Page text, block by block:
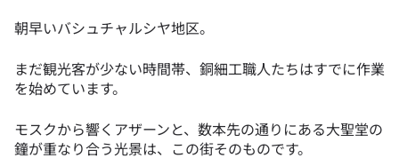
朝早いバシュチャルシヤ地区。
まだ観光客が少ない時間帯、銅細工職人たちはすでに作業
を始めています。
モスクから響くアザーンと、数本先の通りにある大聖堂の
鐘が重なり合う光景は、この街そのものです。